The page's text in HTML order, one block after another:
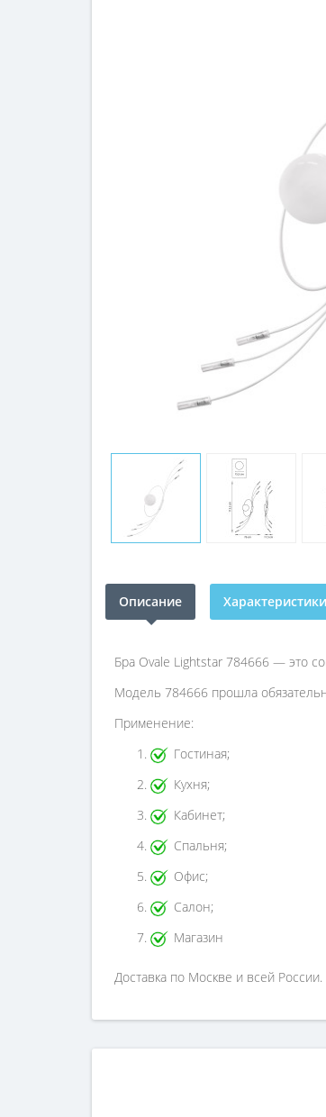
Описание Характеристики
Бра Ovale Lightstar 784666 — это
Модель 784666 прошла
Применение:
Гостиная;
Кухня;
Кабинет;
Спальня;
Офис;
Салон;
Магазин
Доставка по Москве и всей